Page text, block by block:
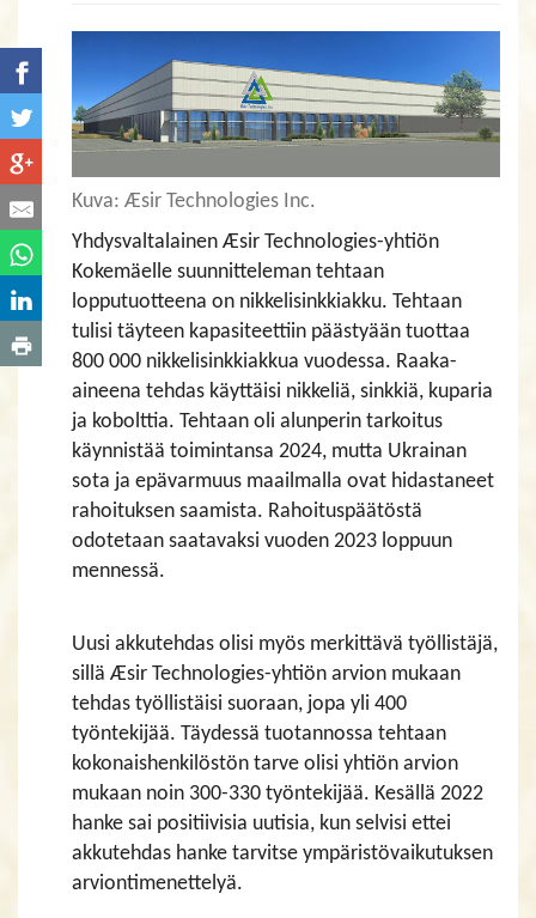
Kuva: Æsir Technologies Inc.
Yhdysvaltalainen Æsir Technologies-yhtiön
Kokemäelle suunnitteleman tehtaan
lopputuotteena on nikkelisinkkiakku. Tehtaan
tulisi täyteen kapasiteettiin päästyään tuottaa
800 000 nikkelisinkkiakkua vuodessa. Raaka-
aineena tehdas käyttäisi nikkeliä, sinkkiä, kuparia
ja kobolttia. Tehtaan oli alunperin tarkoitus
käynnistää toimintansa 2024, mutta Ukrainan
sota ja epävarmuus maailmalla ovat hidastaneet
rahoituksen saamista. Rahoituspäätöstä
odotetaan saatavaksi vuoden 2023 loppuun
mennessä.
Uusi akkutehdas olisi myös merkittävä työllistäjä,
sillä Æsir Technologies-yhtiön arvion mukaan
tehdas työllistäisi suoraan, jopa yli 400
työntekijää. Täydessä tuotannossa tehtaan
kokonaishenkilöstön tarve olisi yhtiön arvion
mukaan noin 300-330 työntekijää. Kesällä 2022
hanke sai positiivisia uutisia, kun selvisi ettei
akkutehdas hanke tarvitse ympäristövaikutuksen
arviontimenettelyä.